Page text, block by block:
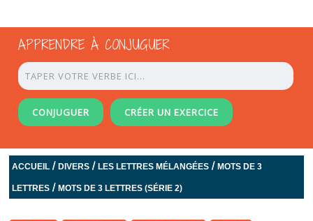
APPRENDRE À CONJUGUER
CONJUGUER CRÉER UN EXERCICE
ACCUEIL /DIVERS /LES LETTRES MÉLANGÉES /MOTS DE 3
LETTRES /MOTS DE 3 LETTRES (SÉRIE 2)